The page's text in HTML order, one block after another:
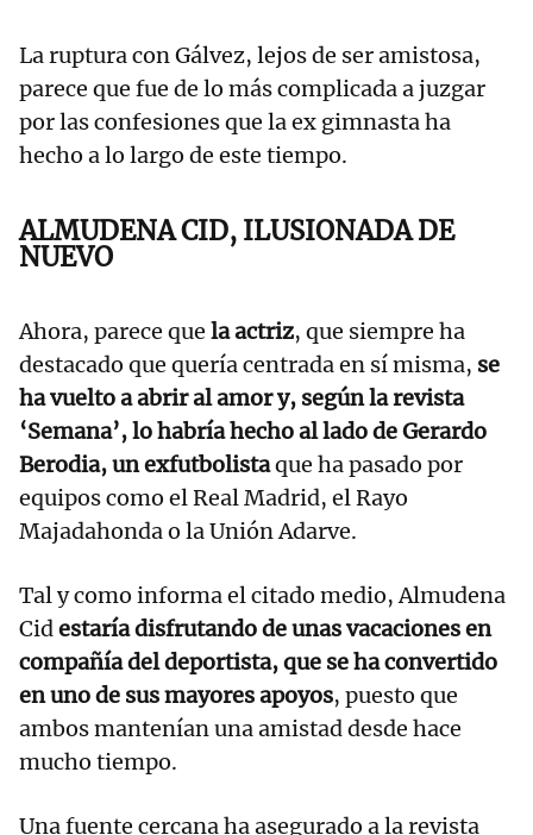
La ruptura con Gálvez, lejos de ser amistosa,
parece que fue de lo más complicada a juzgar
por las confesiones que la ex gimnasta ha
hecho a lo largo de este tiempo.
ALMUDENA CID, ILUSIONADA DE
NUEVO
Ahora, parece que la actriz, que siempre ha
destacado que quería centrada en sí misma, se
ha vuelto a abrir al amor y, según la revista
‘Semana’, lo habría hecho al lado de Gerardo
Berodia, un exfutbolistaque ha pasado por
equipos como el Real Madrid, el Rayo
Majadahonda o la Unión Adarve.
Tal y como informa el citado medio, Almudena
Cidestaría disfrutando de unas vacaciones en
compañía del deportista, que se ha convertido
en uno de sus mayores apoyos, puesto que
ambos mantenían una amistad desde hace
mucho tiempo.
Una fuente cercana ha asegurado a la revista